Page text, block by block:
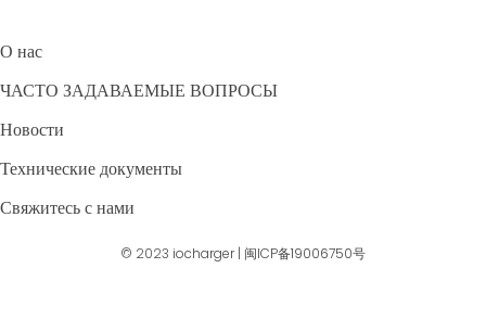
О нас
ЧАСТО ЗАДАВАЕМЫЕ ВОПРОСЫ
Новости
Технические документы
Свяжитесь с нами
© 2023 iocharger| 闽ICP备19006750号